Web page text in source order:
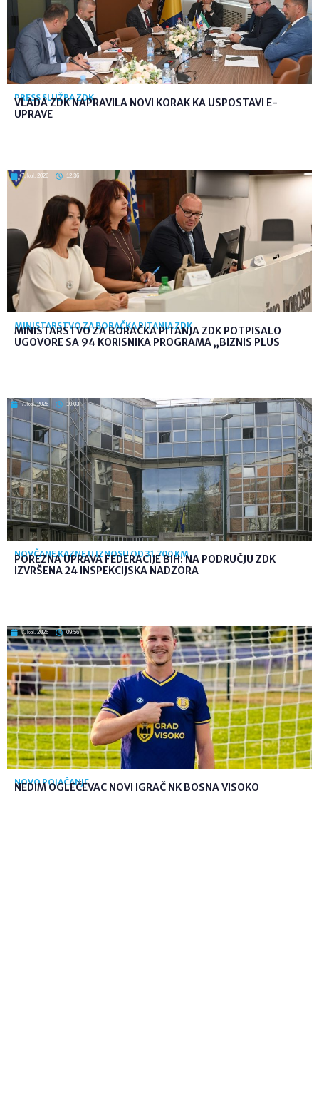
PRESS SLUŽBA ZDK
VLADA ZDK NAPRAVILA NOVI KORAK KA USPOSTAVI E-
UPRAVE
7. kol. 2026 12:36
MINISTARSTVO ZA BORAČKA PITANJA ZDK
MINISTARSTVO ZA BORAČKA PITANJA ZDK POTPISALO
UGOVORE SA 94 KORISNIKA PROGRAMA „BIZNIS PLUS
7. kol. 2026 10:03
NOVČANE KAZNE U IZNOSU OD 31.700 KM
POREZNA UPRAVA FEDERACIJE BIH: NA PODRUČJU ZDK
IZVRŠENA 24 INSPEKCIJSKA NADZORA
7. kol. 2026 09:56
NOVO POJAČANJE
NEDIM OGLEČEVAC NOVI IGRAČ NK BOSNA VISOKO